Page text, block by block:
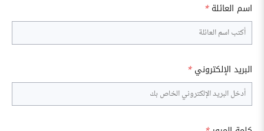
اسم العائلة *
البريد الإلكتروني *